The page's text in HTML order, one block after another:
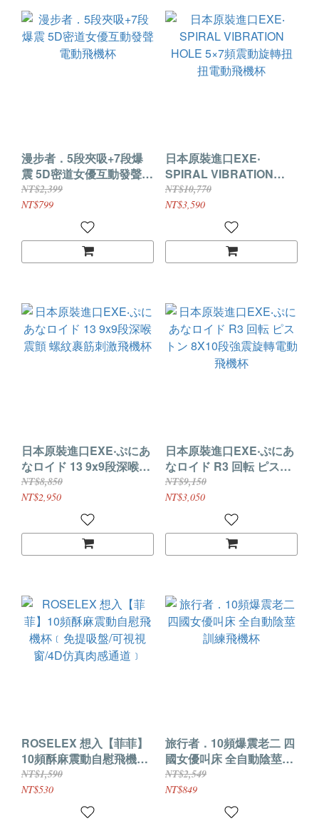
漫步者．5段夾吸+7段爆
震 5D密道女優互動發聲電
動飛機杯
NT$2,399
NT$799
日本原裝進口EXE‧
SPIRAL VIBRATION
HOLE 5×7頻震動旋轉扭
扭電動飛機杯
NT$10,770
NT$3,590
日本原裝進口EXE‧ぷにあ
なロイド 13 9x9段深喉震
顫 螺紋裹筋刺激飛機杯
NT$8,850
NT$2,950
日本原裝進口EXE‧ぷにあ
なロイド R3 回転 ピスト
ン 8X10段強震旋轉電動飛
機杯
NT$9,150
NT$3,050
ROSELEX 想入【菲菲】
10頻酥麻震動自慰飛機杯
﹝免提吸盤/可視視窗/4D
仿真肉感通道﹞
NT$1,590
NT$530
旅行者．10頻爆震老二 四
國女優叫床 全自動陰莖訓
練飛機杯
NT$2,549
NT$849